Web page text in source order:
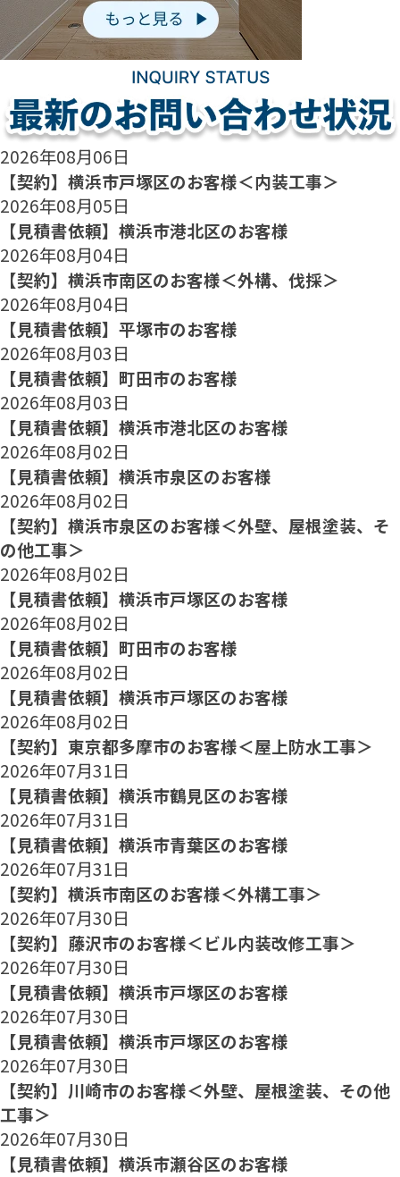
2026年08月06日
【契約】横浜市戸塚区のお客様＜内装工事＞
2026年08月05日
【見積書依頼】横浜市港北区のお客様
2026年08月04日
【契約】横浜市南区のお客様＜外構、伐採＞
2026年08月04日
【見積書依頼】平塚市のお客様
2026年08月03日
【見積書依頼】町田市のお客様
2026年08月03日
【見積書依頼】横浜市港北区のお客様
2026年08月02日
【見積書依頼】横浜市泉区のお客様
2026年08月02日
【契約】横浜市泉区のお客様＜外壁、屋根塗装、そ
の他工事＞
2026年08月02日
【見積書依頼】横浜市戸塚区のお客様
2026年08月02日
【見積書依頼】町田市のお客様
2026年08月02日
【見積書依頼】横浜市戸塚区のお客様
2026年08月02日
【契約】東京都多摩市のお客様＜屋上防水工事＞
2026年07月31日
【見積書依頼】横浜市鶴見区のお客様
2026年07月31日
【見積書依頼】横浜市青葉区のお客様
2026年07月31日
【契約】横浜市南区のお客様＜外構工事＞
2026年07月30日
【契約】藤沢市のお客様＜ビル内装改修工事＞
2026年07月30日
【見積書依頼】横浜市戸塚区のお客様
2026年07月30日
【見積書依頼】横浜市戸塚区のお客様
2026年07月30日
【契約】川崎市のお客様＜外壁、屋根塗装、その他
工事＞
2026年07月30日
【見積書依頼】横浜市瀬谷区のお客様